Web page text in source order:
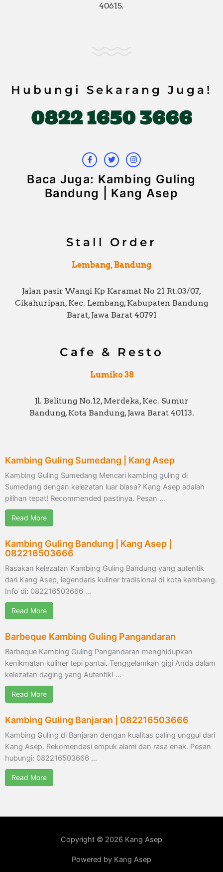
40615.
Hubungi Sekarang Juga!
0822 1650 3666
c
e
b
o
o
k
-
i
t
t
e
r
s
t
a
g
r
a
m
Baca Juga: Kambing Guling
Bandung | Kang Asep
Stall Order
Lembang, Bandung
Jalan pasir Wangi Kp Karamat No 21 Rt.03/07,
Cikahuripan, Kec. Lembang, Kabupaten Bandung
Barat, Jawa Barat 40791
Cafe & Resto
Lumiko 38
Jl. Belitung No.12, Merdeka, Kec. Sumur
Bandung, Kota Bandung, Jawa Barat 40113.
Kambing Guling Sumedang | Kang Asep
Kambing Guling Sumedang Mencari kambing guling di
Sumedang dengan kelezatan luar biasa? Kang Asep adalah
pilihan tepat! Recommended pastinya. Pesan …
Read More
Kambing Guling Bandung | Kang Asep |
082216503666
Rasakan kelezatan Kambing Guling Bandung yang autentik
dari Kang Asep, legendaris kuliner tradisional di kota kembang.
Info di: 082216503666 …
Read More
Barbeque Kambing Guling Pangandaran
Barbeque Kambing Guling Pangandaran menghidupkan
kenikmatan kuliner tepi pantai. Tenggelamkan gigi Anda dalam
kelezatan daging yang Autentik! …
Read More
Kambing Guling Banjaran | 082216503666
Kambing Guling di Banjaran dengan kualitas paling unggul dari
Kang Asep. Rekomendasi empuk alami dan rasa enak. Pesan
hubungi: 082216503666 …
Read More
Copyright © 2026 Kang Asep
Powered by Kang Asep